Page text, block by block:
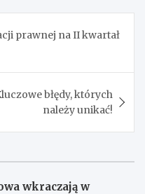
prawnej na II kwartał
błędy, których
należy unikać!
wkraczają w